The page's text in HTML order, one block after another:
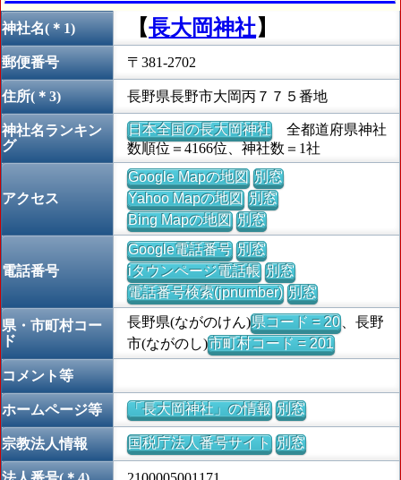
神社名(＊1) 【長大岡神社】
郵便番号 〒381-2702
住所(＊3) 長野県長野市大岡丙７７５番地
神社名ランキン
グ
日本全国の長大岡神社全都道府県神社
数順位＝4166位、神社数＝1社
アクセス
Google Mapの地図 別窓
Yahoo Mapの地図 別窓
Bing Mapの地図 別窓
電話番号
Google電話番号 別窓
iタウンページ電話帳 別窓
電話番号検索(jpnumber) 別窓
県・市町村コー
ド
長野県(ながのけん)県コード = 20、長野
市(ながのし)市町村コード = 201
コメント等
ホームページ等 「長大岡神社」の情報 別窓
宗教法人情報 国税庁法人番号サイト 別窓